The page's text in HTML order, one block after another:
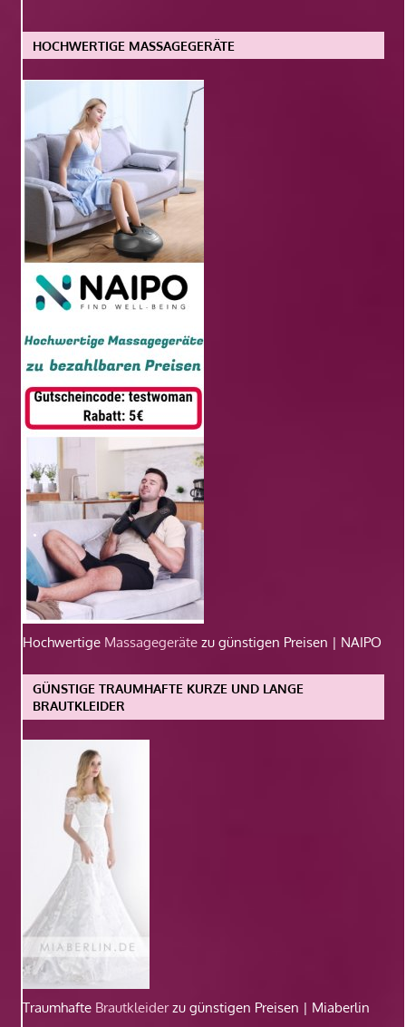
HOCHWERTIGE MASSAGEGERÄTE
Hochwertige Massagegeräte zu günstigen Preisen | NAIPO
GÜNSTIGE TRAUMHAFTE KURZE UND LANGE
BRAUTKLEIDER
Traumhafte Brautkleiderzu günstigen Preisen | Miaberlin